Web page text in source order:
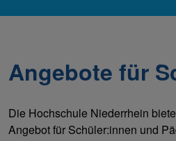
Angebote für
Die Hochschule Niederrhein
Angebot für Schüler:innen und